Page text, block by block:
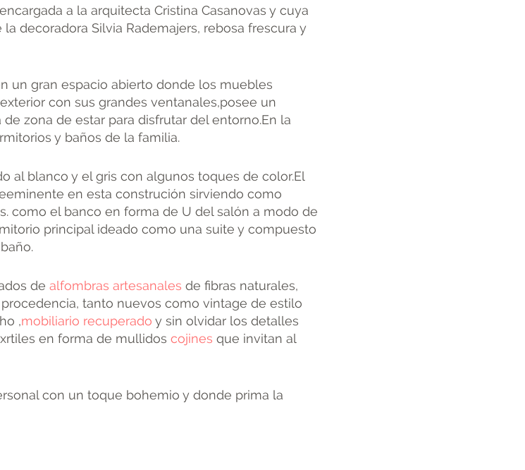
a la arquitecta Cristina Casanovas y cuya
decoradora Silvia Rademajers, rebosa frescura y
un gran espacio abierto donde los muebles
con sus grandes ventanales,posee un
zona de estar para disfrutar del entorno.En la
y baños de la familia.
al blanco y el gris con algunos toques de color.El
en esta construción sirviendo como
como el banco en forma de U del salón a modo de
principal ideado como una suite y compuesto
de alfombras artesanales de fibras naturales,
tanto nuevos como vintage de estilo
,mobiliario recuperado y sin olvidar los detalles
en forma de mullidos cojines que invitan al
con un toque bohemio y donde prima la